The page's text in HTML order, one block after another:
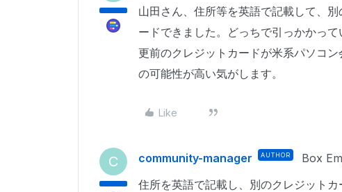
山田さん、住所等を英語で記載して、
ードできました。どっちで引っかかっ
更前のクレジットカードが米系パソコ
の可能性が高い気がします。
Like
C community-manager AUTHOR Box
住所を英語で記載し、別のクレジット